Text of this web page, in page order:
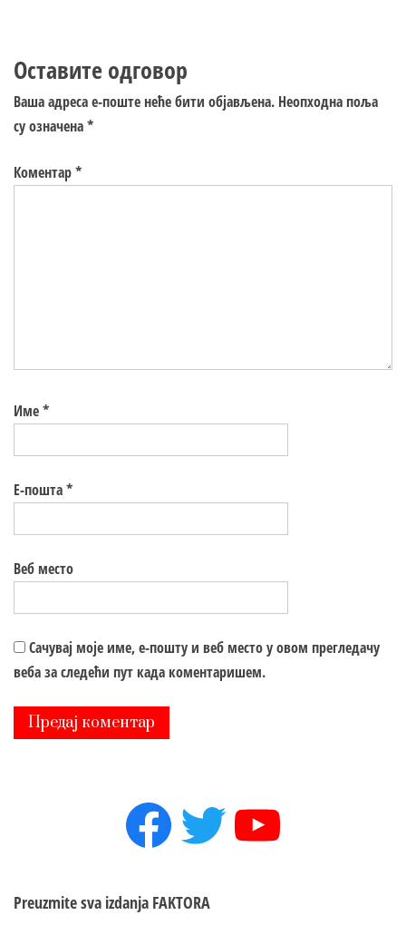
Оставите одговор
Ваша адреса е-поште неће бити објављена. Неопходна поља
су означена*
Коментар*
Име*
Е-пошта*
Веб место
Сачувај моје име, е-пошту и веб место у овом прегледачу
веба за следећи пут када коментаришем.
Facebook
TwitterYouTube
Preuzmite sva izdanja FAKTORA